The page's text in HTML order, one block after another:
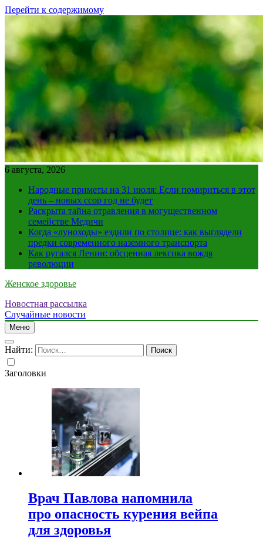
Перейти к содержимому
6 августа, 2026
Народные приметы на 31 июля: Если помириться в этот
день – новых ссор год не будет
Раскрыта тайна отравления в могущественном
семействе Медичи
Когда «луноходы» ездили по столице: как выглядели
предки современного наземного транспорта
Как ругался Ленин: обсценная лексика вождя
революции
Женское здоровье
Новостная рассылка
Случайные новости
Меню
Найти:
Заголовки
Врач Павлова напомнила
про опасность курения вейпа
для здоровья